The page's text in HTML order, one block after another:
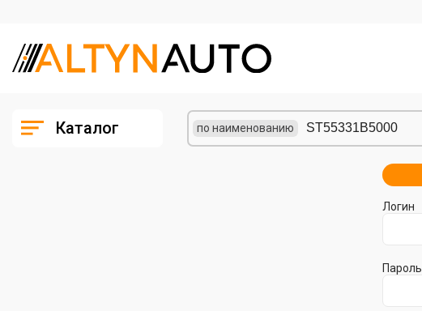
Каталог по наименованию
Логин
Пароль